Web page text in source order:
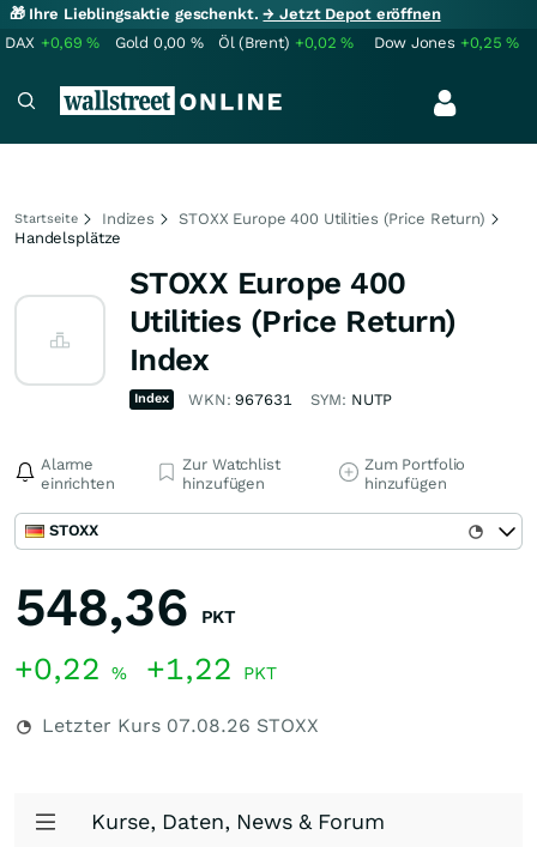
🎁 Ihre Lieblingsaktie geschenkt.→ Jetzt Depot eröffnen
DAX +0,69% Gold 0,00 % Öl (Brent) +0,02% Dow Jones +0,25%
Startseite Indizes
STOXX Europe 400 Utilities (Price Return)
Handelsplätze
STOXX Europe 400
Utilities (Price Return)
Index
Index WKN:967631 SYM: NUTP
Alarme
einrichten
Zur Watchlist
hinzufügen
Zum Portfolio
hinzufügen
STOXX
548,36 PKT
+0,22 % +1,22 PKT
Letzter Kurs 07.08.26 STOXX
Kurse, Daten, News & Forum